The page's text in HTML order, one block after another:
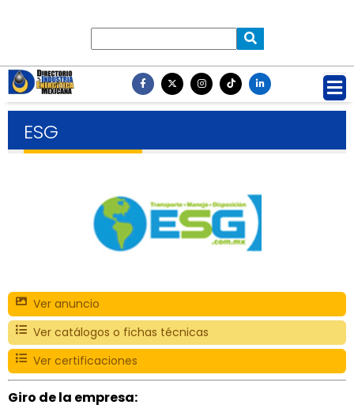
ESG
Ver anuncio
Ver catálogos o fichas técnicas
Ver certificaciones
Giro de la empresa: